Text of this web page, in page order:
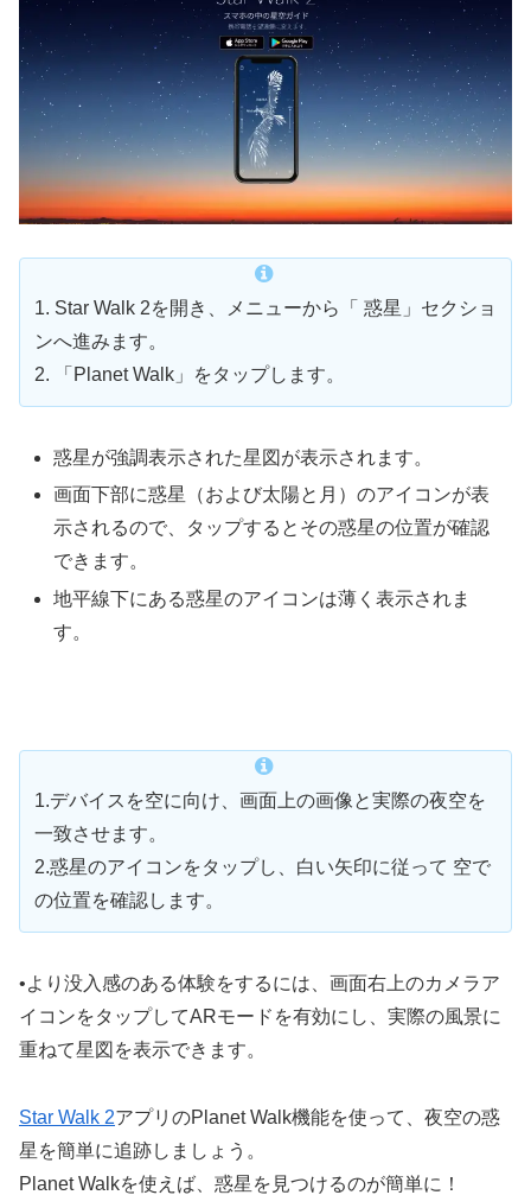
1. Star Walk 2を開き、メニューから「 惑星」セクショ
ンへ進みます。
2. 「Planet Walk」をタップします。
惑星が強調表示された星図が表示されます。
画面下部に惑星（および太陽と月）のアイコンが表
示されるので、タップするとその惑星の位置が確認
できます。
地平線下にある惑星のアイコンは薄く表示されま
す。
1.デバイスを空に向け、画面上の画像と実際の夜空を
一致させます。
2.惑星のアイコンをタップし、白い矢印に従って 空で
の位置を確認します。
•より没入感のある体験をするには、画面右上のカメラア
イコンをタップしてARモード を有効にし、実際の風景に
重ねて星図を表示できます。
Star Walk 2アプリのPlanet Walk機能を使って、夜空の惑
星を簡単に追跡しましょう。
Planet Walkを使えば、惑星を見つけるのが簡単に ！